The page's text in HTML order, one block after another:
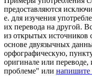
предоставляются
е. для изучения
их перевода на другой.
из открытых
основе двуязычных
орфографическую,
оригинале или
проблеме" или напишите